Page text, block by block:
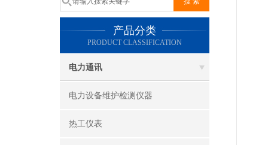
产品分类
PRODUCT CLASSIFICATION
电力通讯
电力设备维护检测仪器
热工仪表